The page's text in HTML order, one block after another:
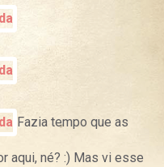
Fazia tempo que as
aqui, né? :) Mas vi esse